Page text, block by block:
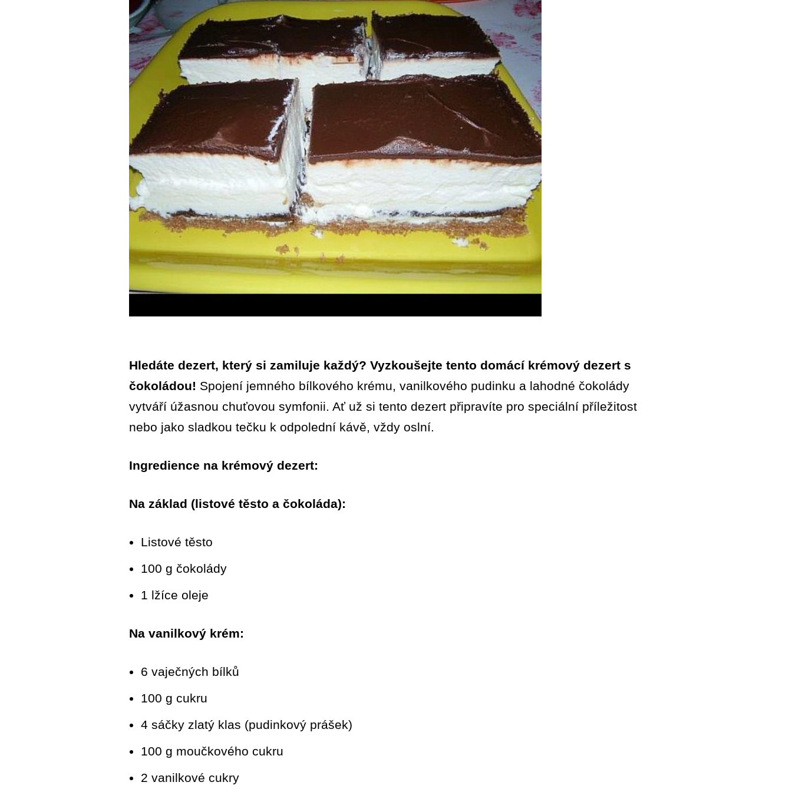
Hledáte dezert, který si zamiluje každý? Vyzkoušejte tento domácí krémový dezert s
čokoládou! Spojení jemného bílkového krému, vanilkového pudinku a lahodné čokolády
vytváří úžasnou chuťovou symfonii. Ať už si tento dezert připravíte pro speciální příležitost
nebo jako sladkou tečku k odpolední kávě, vždy oslní.
Ingredience na krémový dezert:
Na základ (listové těsto a čokoláda):
Listové těsto
100 g čokolády
1 lžíce oleje
Na vanilkový krém:
6 vaječných bílků
100 g cukru
4 sáčky zlatý klas (pudinkový prášek)
100 g moučkového cukru
2 vanilkové cukry